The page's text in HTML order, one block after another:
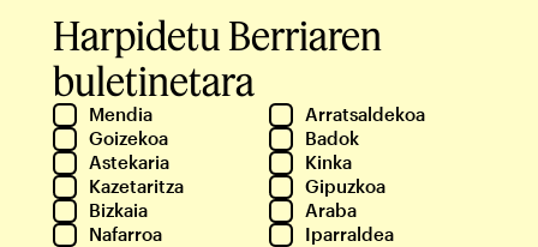
Harpidetu Berriaren
buletinetara
Mendia
Arratsaldekoa
Goizekoa
Badok
Astekaria
Kinka
Kazetaritza
Gipuzkoa
Bizkaia
Araba
Nafarroa
Iparraldea